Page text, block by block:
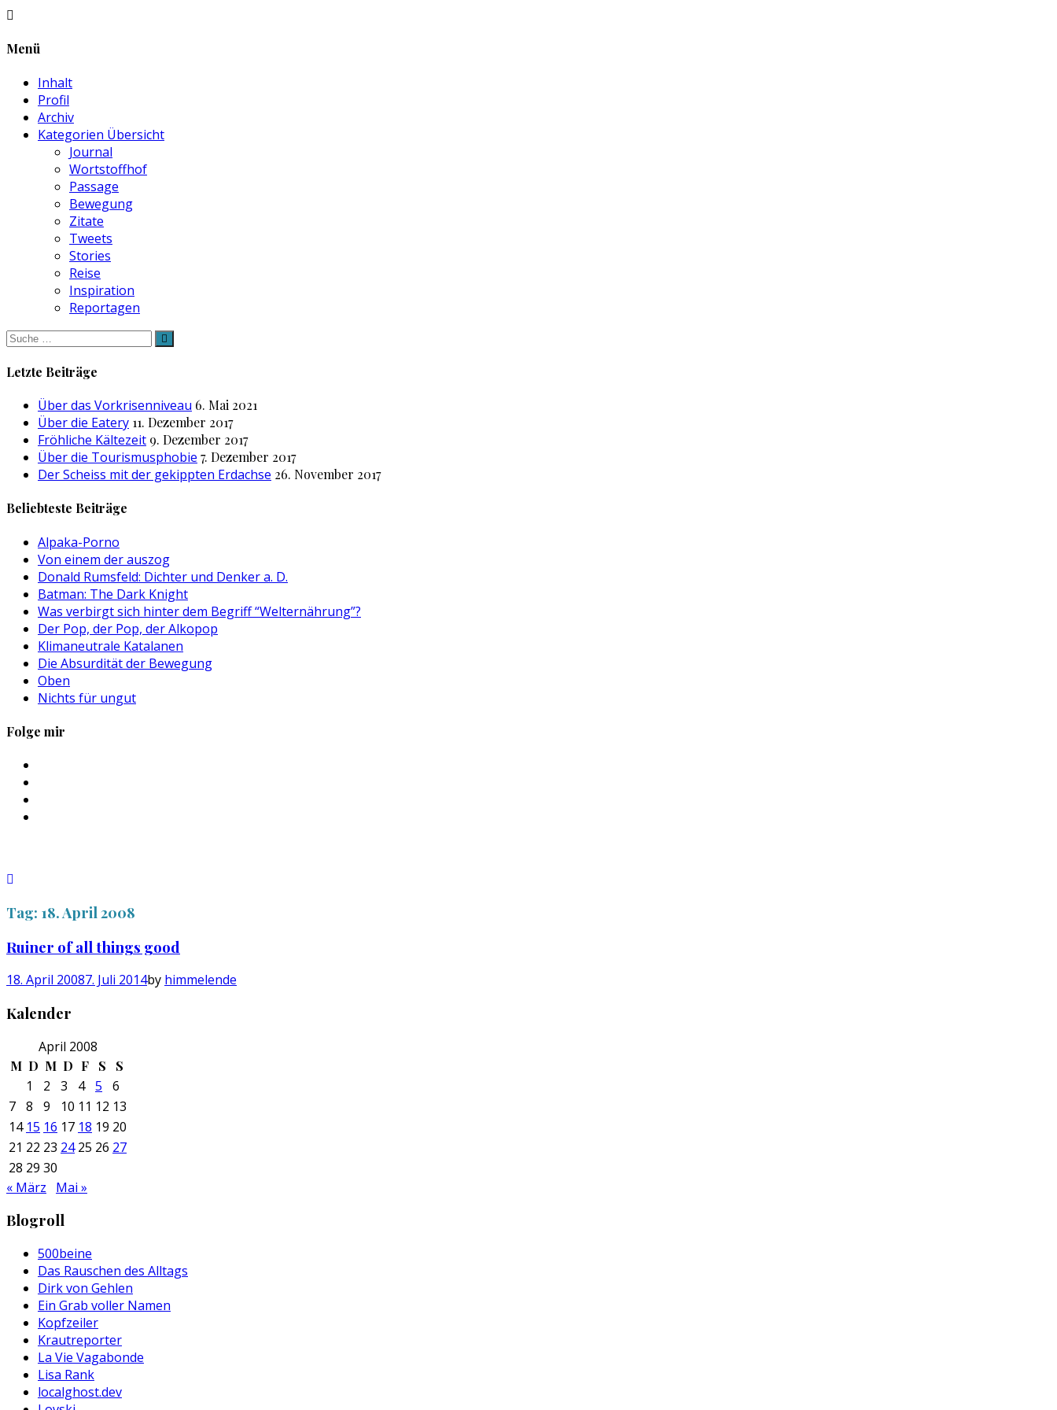
Menü
Inhalt
Profil
Archiv
Kategorien Übersicht
Journal
Wortstoffhof
Passage
Bewegung
Zitate
Tweets
Stories
Reise
Inspiration
Reportagen
Suche
nach:
Letzte Beiträge
Über das Vorkrisenniveau 6. Mai 2021
Über die Eatery 11. Dezember 2017
Fröhliche Kältezeit 9. Dezember 2017
Über die Tourismusphobie 7. Dezember 2017
Der Scheiss mit der gekippten Erdachse 26. November 2017
Beliebteste Beiträge
Alpaka-Porno
Von einem der auszog
Donald Rumsfeld: Dichter und Denker a. D.
Batman: The Dark Knight
Was verbirgt sich hinter dem Begriff “Welternährung”?
Der Pop, der Pop, der Alkopop
Klimaneutrale Katalanen
Die Absurdität der Bewegung
Oben
Nichts für ungut
Folge mir
anzeigen
Tag: 18. April 2008
Ruiner of all things good
18. April 20087. Juli 2014by himmelende
Kalender
April 2008
M D M D F S S
1 2 3 4 5
6
7 8 9 10 11 12 13
14 15 16 17 18 19 20
21 22 23 24 25 26 27
28 29 30
« März
Mai »
Blogroll
500beine
Das Rauschen des Alltags
Dirk von Gehlen
Ein Grab voller Namen
Kopfzeiler
Krautreporter
La Vie Vagabonde
Lisa Rank
localghost.dev